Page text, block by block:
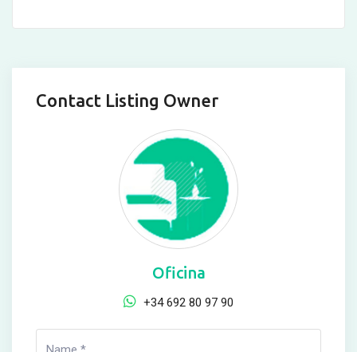
Contact Listing Owner
Oficina
+34 692 80 97 90